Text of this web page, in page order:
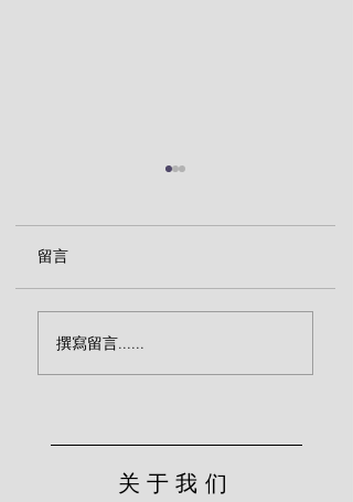
（莱尔）
留言
撰寫留言......
关于我们